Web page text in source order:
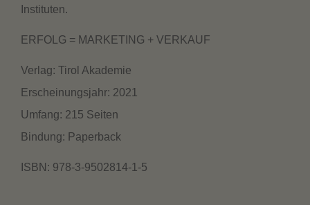
Instituten.
ERFOLG = MARKETING + VERKAUF
Verlag: Tirol Akademie
Erscheinungsjahr: 2021
Umfang: 215 Seiten
Bindung: Paperback
ISBN: 978-3-9502814-1-5